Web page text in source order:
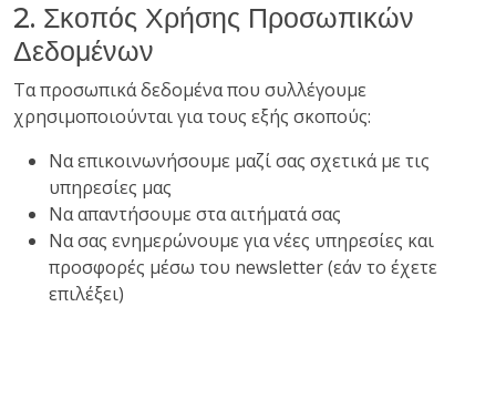
2. Σκοπός Χρήσης Προσωπικών
Δεδομένων
Τα προσωπικά δεδομένα που συλλέγουμε
χρησιμοποιούνται για τους εξής σκοπούς:
Να επικοινωνήσουμε μαζί σας σχετικά με τις
υπηρεσίες μας
Να απαντήσουμε στα αιτήματά σας
Να σας ενημερώνουμε για νέες υπηρεσίες και
προσφορές μέσω του newsletter (εάν το έχετε
επιλέξει)